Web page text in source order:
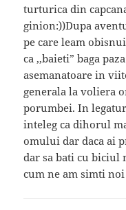
turturica din
ginion:))Dupa
pe care leam
ca ,,baieti” baga
asemanatoare in
generala la voliera
porumbei. In
inteleg ca dihorul
omului dar daca ai
dar sa bati cu biciul
cum ne am simti